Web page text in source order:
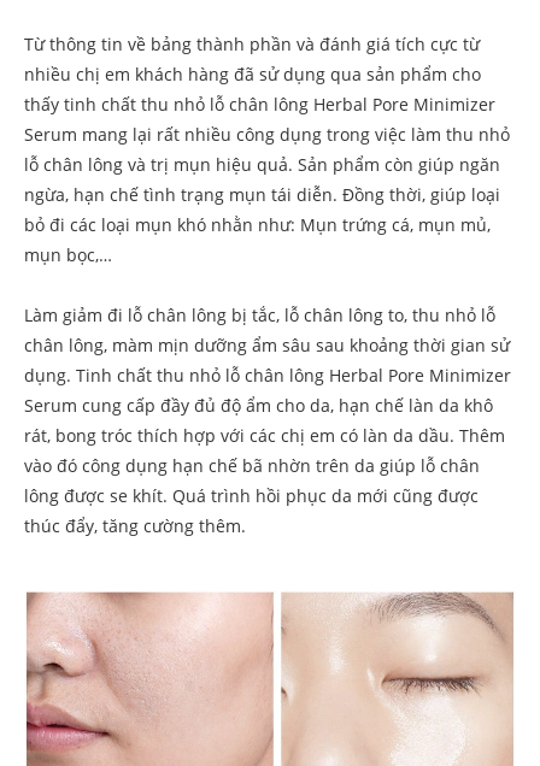
Từ thông tin về bảng thành phần và đánh giá tích cực từ
nhiều chị em khách hàng đã sử dụng qua sản phẩm cho
thấy tinh chất thu nhỏ lỗ chân lông Herbal Pore Minimizer
Serum mang lại rất nhiều công dụng trong việc làm thu nhỏ
lỗ chân lông và trị mụn hiệu quả. Sản phẩm còn giúp ngăn
ngừa, hạn chế tình trạng mụn tái diễn. Đồng thời, giúp loại
bỏ đi các loại mụn khó nhằn như: Mụn trứng cá, mụn mủ,
mụn bọc,…
Làm giảm đi lỗ chân lông bị tắc, lỗ chân lông to, thu nhỏ lỗ
chân lông, màm mịn dưỡng ẩm sâu sau khoảng thời gian sử
dụng. Tinh chất thu nhỏ lỗ chân lông Herbal Pore Minimizer
Serum cung cấp đầy đủ độ ẩm cho da, hạn chế làn da khô
rát, bong tróc thích hợp với các chị em có làn da dầu. Thêm
vào đó công dụng hạn chế bã nhờn trên da giúp lỗ chân
lông được se khít. Quá trình hồi phục da mới cũng được
thúc đẩy, tăng cường thêm.